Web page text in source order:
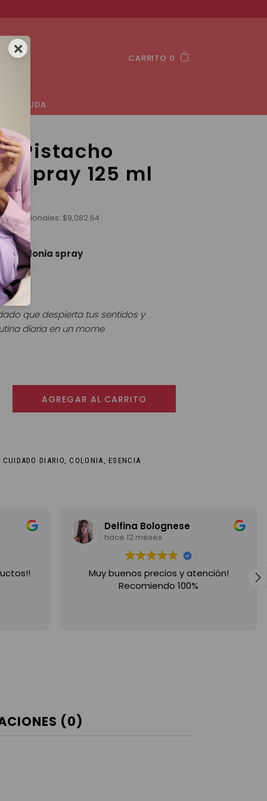
CARRITO 0
AYUDA
Pistacho
spray 125 ml
nacionales: $9,082.64
Colonia spray
que despierta tus sentidos y
diaria en un mome
Colonia spray 125 ml cantidad
AGREGAR AL CARRITO
CUIDADO DIARIO,COLONIA,ESENCIA
Ariana Pileri
hace 12 meses
Hice una compra por la web y la
experiencia 10 puntos! Súper fácil y
(0)
×